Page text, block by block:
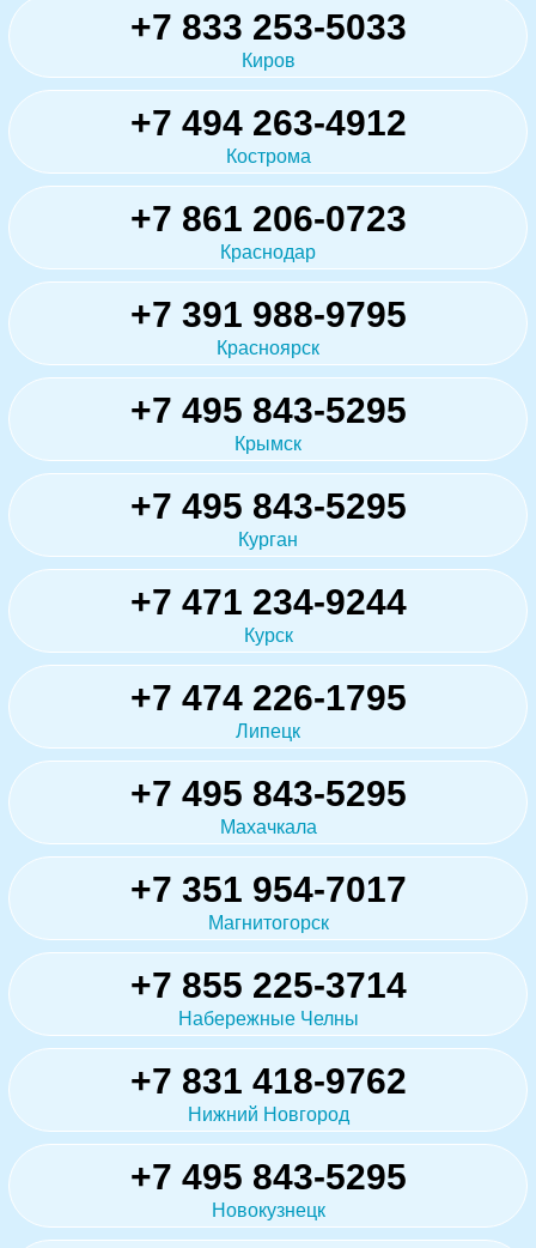
+7 833 253-5033
Киров
+7 494 263-4912
Кострома
+7 861 206-0723
Краснодар
+7 391 988-9795
Красноярск
+7 495 843-5295
Крымск
+7 495 843-5295
Курган
+7 471 234-9244
Курск
+7 474 226-1795
Липецк
+7 495 843-5295
Махачкала
+7 351 954-7017
Магнитогорск
+7 855 225-3714
Набережные Челны
+7 831 418-9762
Нижний Новгород
+7 495 843-5295
Новокузнецк